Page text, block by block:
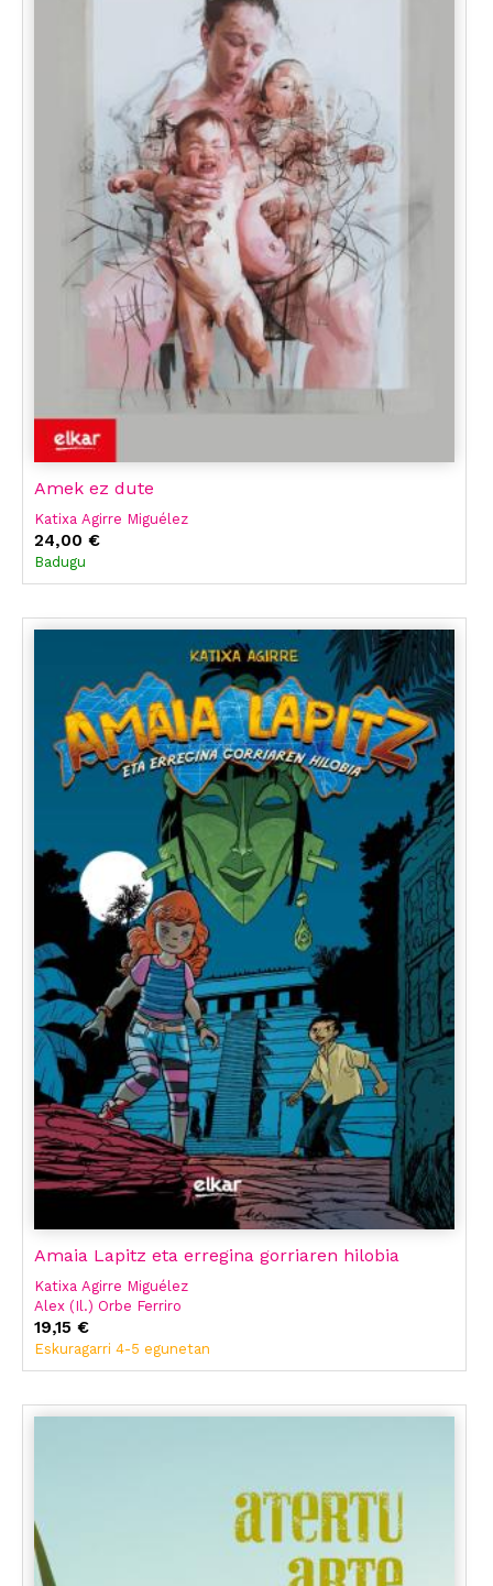
Amek ez dute
Katixa Agirre Miguélez
24,00 €
Badugu
Amaia Lapitz eta erregina gorriaren hilobia
Katixa Agirre Miguélez
Alex (Il.) Orbe Ferriro
19,15 €
Eskuragarri 4-5 egunetan